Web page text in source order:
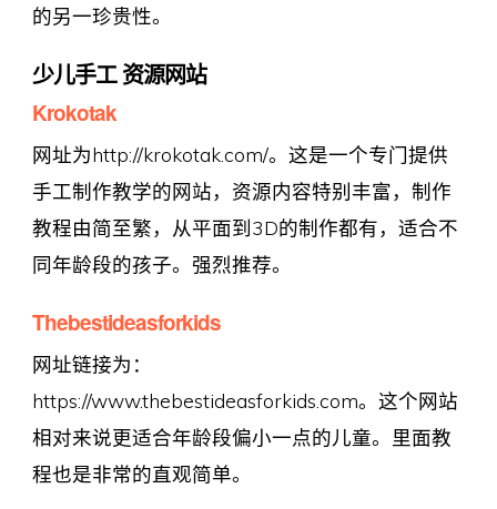
的另一珍贵性。
少儿手工 资源网站
Krokotak
网址为http://krokotak.com/。这是一个专门提供
手工制作教学的网站，资源内容特别丰富，制作
教程由简至繁，从平面到3D的制作都有，适合不
同年龄段的孩子。强烈推荐。
Thebestideasforkids
网址链接为：
https://www.thebestideasforkids.com。这个网站
相对来说更适合年龄段偏小一点的儿童。里面教
程也是非常的直观简单。